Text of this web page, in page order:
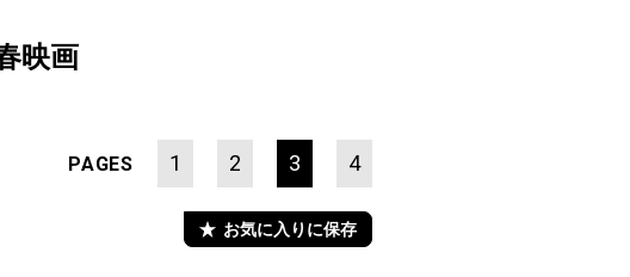
映画
PAGES 1 2 3 4
お気に入りに保存